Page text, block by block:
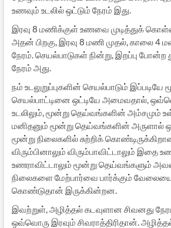
உணவும் உடலில் ஒட்டும் நேரம் இது.
இரவு 8 மணிக்குள் உணவை முடித்துக்
அதன் பிறகு, இரவு 8 மணி முதல், காலை 4
நேரம். செயல்பாடுகள் நின்று, இறப்பு போன்ற
நேரம் அது.
நம் உடலுறுப்புகளின் செயல்பாடும்
செயல்பாட்டினை ஒட்டியே அமைவதால்,
உடலிலும், மூன்று தெய்வங்களின்
மனிதனும் மூன்று தெய்வங்களின் அருளால்
மூன்று நிலைகளில் சுற்றிக்
விரும்பினாலும் விரும்பாவிட்டாலும் இதை
உணராவிட்டாலும் மூன்று தெய்வங்களும்
நிலைகளை மேற்பார்வை பார்க்கும்
கொண்டுதான் இருக்கின்றன.
இவற்றுள், அழித்தல் கடவுளான சிவனது
ஒவ்வொரு இரவும் சிவராத்திரிதான்.